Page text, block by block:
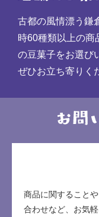
古都の風情漂う鎌
時60種類以上の商
の豆菓子をお選び
ぜひお立ち寄りく
商品に関すること
合わせなど、お気